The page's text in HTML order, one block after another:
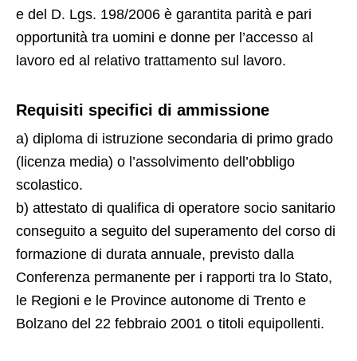
e del D. Lgs. 198/2006 è garantita parità e pari
opportunità tra uomini e donne per l’accesso al
lavoro ed al relativo trattamento sul lavoro.
Requisiti specifici di ammissione
a) diploma di istruzione secondaria di primo grado
(licenza media) o l’assolvimento dell’obbligo
scolastico.
b) attestato di qualifica di operatore socio sanitario
conseguito a seguito del superamento del corso di
formazione di durata annuale, previsto dalla
Conferenza permanente per i rapporti tra lo Stato,
le Regioni e le Province autonome di Trento e
Bolzano del 22 febbraio 2001 o titoli equipollenti.